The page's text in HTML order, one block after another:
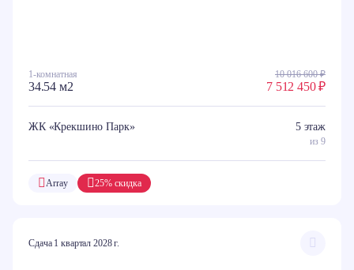
1-комнатная
34.54 м2
10 016 600 ₽
7 512 450 ₽
ЖК «Крекшино Парк» 5 этаж
из 9
25% скидка
Array
Сдача 1 квартал 2028 г.